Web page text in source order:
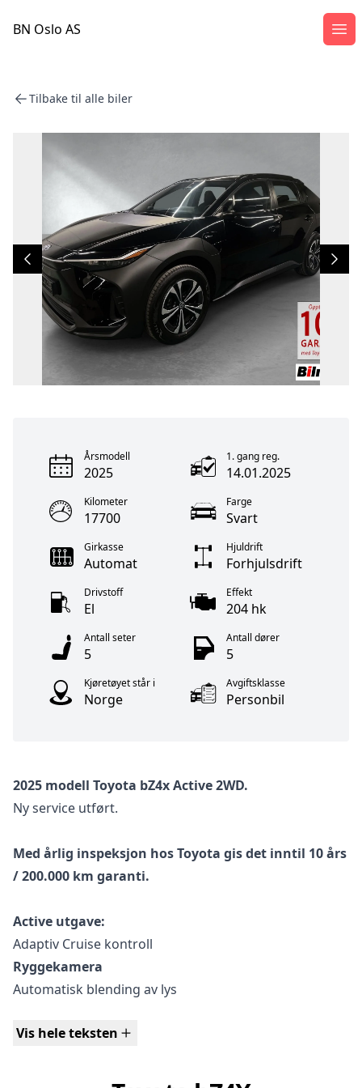
BN Oslo AS
Tilbake til alle biler
Årsmodell
2025
1. gang reg.
14.01.2025
Kilometer
17700
Farge
Svart
Girkasse
Automat
Hjuldrift
Forhjulsdrift
Drivstoff
El
Effekt
204 hk
Antall seter
5
Antall dører
5
Kjøretøyet står i
Norge
Avgiftsklasse
Personbil
2025 modell Toyota bZ4x Active 2WD.
Ny service utført.
Med årlig inspeksjon hos Toyota gis det inntil 10 års
/ 200.000 km garanti.
Active utgave:
Adaptiv Cruise kontroll
Ryggekamera
Automatisk blending av lys
Apple CarPlay
Vis hele teksten